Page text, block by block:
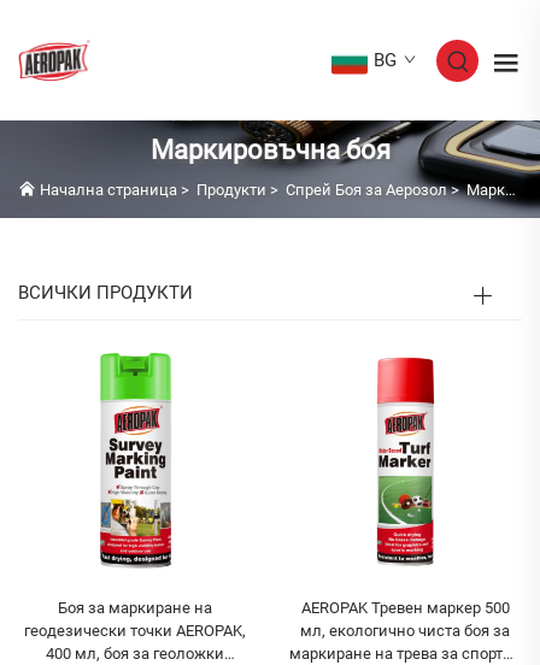
BG
Маркировъчна боя
Начална страница > Продукти > Спрей Боя за Аерозол>Маркировъчна боя
ВСИЧКИ ПРОДУКТИ
Боя за маркиране на
геодезически точки AEROPAK,
400 мл, боя за геоложки
AEROPAK Тревен маркер 500
мл, екологично чиста боя за
маркиране на трева за спортни